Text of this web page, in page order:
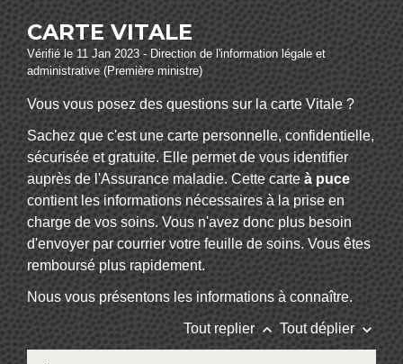
CARTE VITALE
Vérifié le 11 Jan 2023 - Direction de l'information légale et
administrative (Première ministre)
Vous vous posez des questions sur la carte Vitale ?
Sachez que c'est une carte personnelle, confidentielle,
sécurisée et gratuite. Elle permet de vous identifier
auprès de l'Assurance maladie. Cette carteà puce
contient les informations nécessaires à la prise en
charge de vos soins. Vous n'avez donc plus besoin
d'envoyer par courrier votre feuille de soins. Vous êtes
remboursé plus rapidement.
Nous vous présentons les informations à connaître.
Tout replierkeyboard_arrow_up Tout déplierkeyboard_arrow_down